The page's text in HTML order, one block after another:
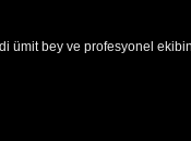
ümit bey ve profesyonel